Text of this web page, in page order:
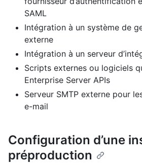
SAML
Intégration à un système de
externe
Intégration à un serveur
Scripts externes ou logiciels
Enterprise Server APIs
Serveur SMTP externe pour
e-mail
Configuration d’une
préproduction